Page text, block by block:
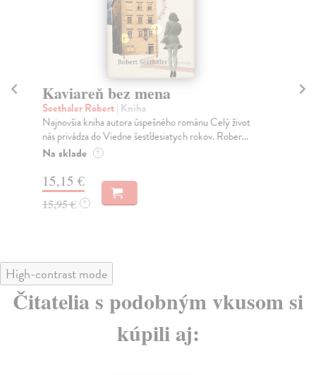
Kaviareň bez mena
Seethaler Robert| Kniha
Najnovšia kniha autora úspešného románu Celý život
nás privádza do Viedne šesťdesiatych rokov. Rober...
Na sklade ?
15,15 €
15,95 € ?
High-contrast mode
Čitatelia s podobným vkusom si
kúpili aj: